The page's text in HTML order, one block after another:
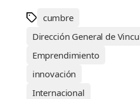
cumbre
Dirección General de
Emprendimiento
innovación
Internacional